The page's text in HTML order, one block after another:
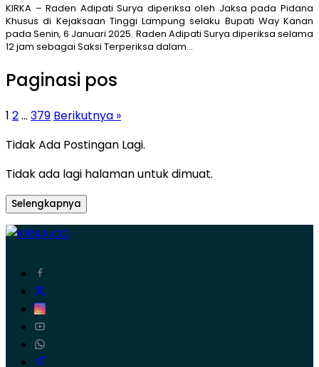
KIRKA – Raden Adipati Surya diperiksa oleh Jaksa pada Pidana
Khusus di Kejaksaan Tinggi Lampung selaku Bupati Way Kanan
pada Senin, 6 Januari 2025. Raden Adipati Surya diperiksa selama
12 jam sebagai Saksi Terperiksa dalam…
Paginasi pos
1 2… 379 Berikutnya »
Tidak Ada Postingan Lagi.
Tidak ada lagi halaman untuk dimuat.
Selengkapnya